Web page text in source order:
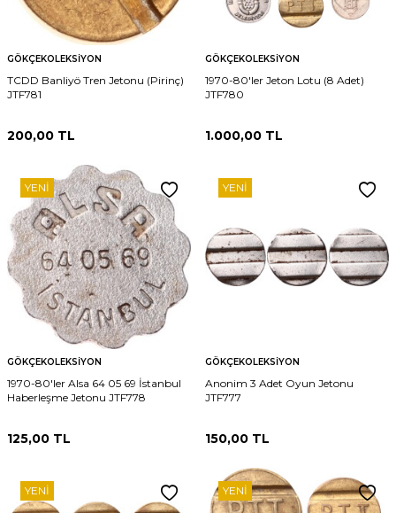
GÖKÇEKOLEKSIYON
TCDD Banliyö Tren Jetonu (Pirinç)
JTF781
200,00 TL
GÖKÇEKOLEKSIYON
1970-80'ler Jeton Lotu (8 Adet)
JTF780
1.000,00 TL
YENI
GÖKÇEKOLEKSIYON
1970-80'ler Alsa 64 05 69 İstanbul
Haberleşme Jetonu JTF778
125,00 TL
YENI
GÖKÇEKOLEKSIYON
Anonim 3 Adet Oyun Jetonu
JTF777
150,00 TL
YENI YENI